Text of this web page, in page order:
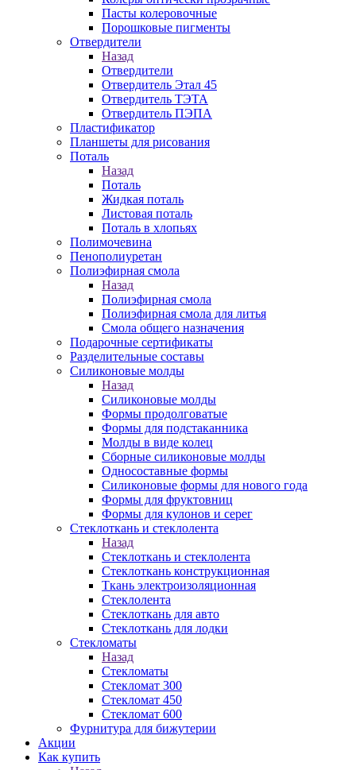
Пасты колеровочные
Порошковые пигменты
Отвердители
Назад
Отвердители
Отвердитель Этал 45
Отвердитель ТЭТА
Отвердитель ПЭПА
Пластификатор
Планшеты для рисования
Поталь
Назад
Поталь
Жидкая поталь
Листовая поталь
Поталь в хлопьях
Полимочевина
Пенополиуретан
Полиэфирная смола
Назад
Полиэфирная смола
Полиэфирная смола для литья
Смола общего назначения
Подарочные сертификаты
Разделительные составы
Силиконовые молды
Назад
Силиконовые молды
Формы продолговатые
Формы для подстаканника
Молды в виде колец
Сборные силиконовые молды
Односоставные формы
Силиконовые формы для нового года
Формы для фруктовниц
Формы для кулонов и серег
Стеклоткань и стеклолента
Назад
Стеклоткань и стеклолента
Стеклоткань конструкционная
Ткань электроизоляционная
Стеклолента
Стеклоткань для авто
Стеклоткань для лодки
Стекломаты
Назад
Стекломаты
Стекломат 300
Стекломат 450
Стекломат 600
Фурнитура для бижутерии
Акции
Как купить